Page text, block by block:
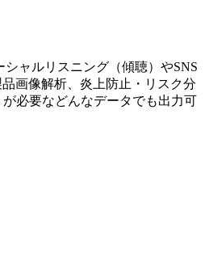
ャルリスニング（傾聴）やSNS
画像解析、炎上防止・リスク分
必要などんなデータでも出力可